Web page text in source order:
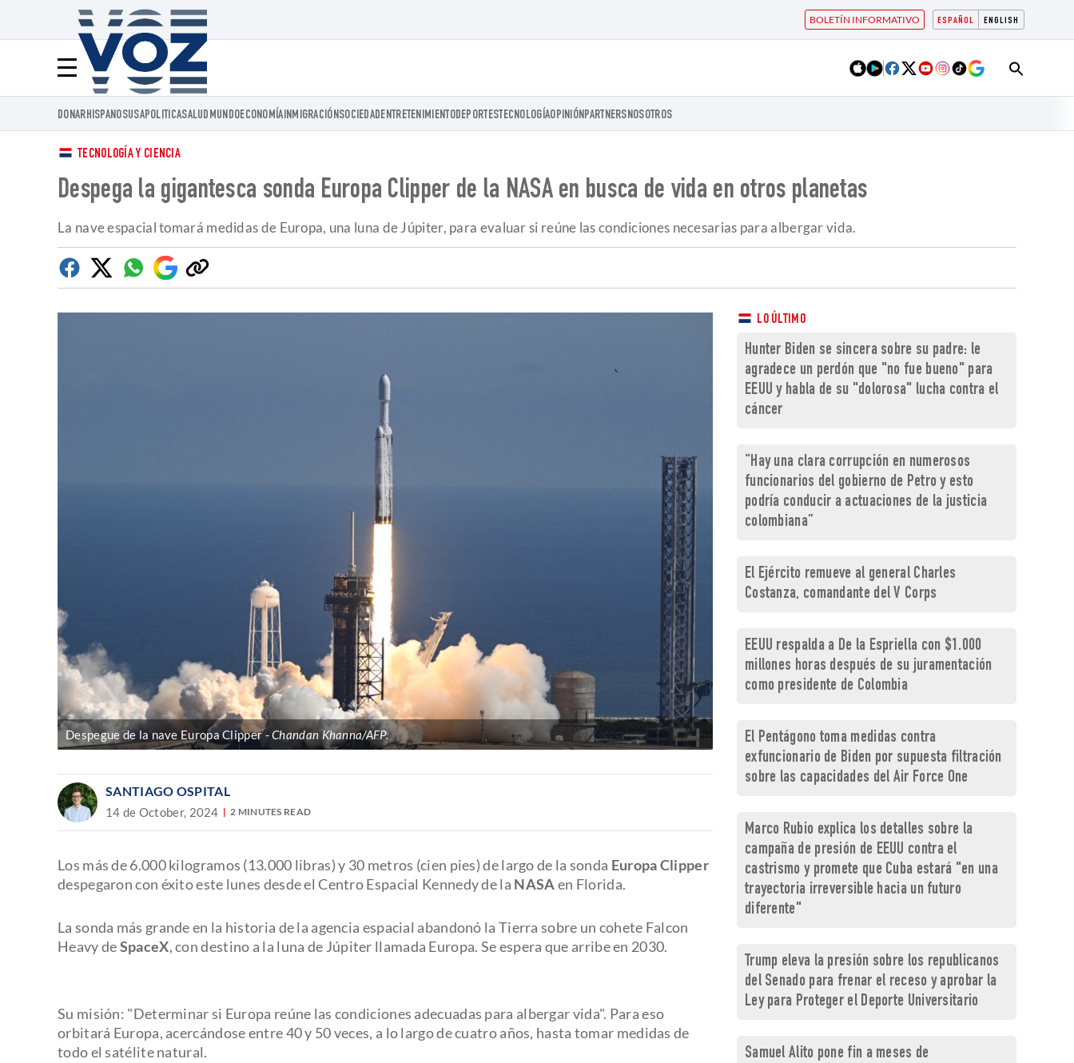
ESPAÑOL ENGLISH
BOLETÍN INFORMATIVO
Menú
Voz.us
DONARHISPANOSUSAPOLITICASALUD MUNDOECONOMÍAINMIGRACIÓNSOCIEDADENTRETENIMIENTODEPORTESTECNOLOGÍAOPINIÓNPARTNERSNOSOTROS
TECNOLOGÍA Y CIENCIA
Despega la gigantesca sonda Europa Clipper de la NASA en busca de vida en otros planetas
La nave espacial tomará medidas de Europa, una luna de Júpiter, para evaluar si reúne las condiciones necesarias para albergar vida.
Facebook
TwitterWhatsapp
Google
Discover
Copiar
enlace
Despegue de la nave Europa Clipper Chandan Khanna/AFP.
SANTIAGO OSPITAL
14 de October, 2024 2 MINUTES READ
Los más de 6.000 kilogramos (13.000 libras) y 30 metros (cien pies) de largo de la sonda Europa Clipper
despegaron con éxito este lunes desde el Centro Espacial Kennedy de la NASAen Florida.
La sonda más grande en la historia de la agencia espacial abandonó la Tierra sobre un cohete Falcon
Heavy deSpaceX, con destino a la luna de Júpiter llamada Europa. Se espera que arribe en 2030.
Su misión: "Determinar si Europa reúne las condiciones adecuadas para albergar vida". Para eso
orbitará Europa, acercándose entre 40 y 50 veces, a lo largo de cuatro años, hasta tomar medidas de
todo el satélite natural.
LO ÚLTIMO
Hunter Biden se sincera sobre su padre: le
agradece un perdón que "no fue bueno" para
EEUU y habla de su "dolorosa" lucha contra el
cáncer
“Hay una clara corrupción en numerosos
funcionarios del gobierno de Petro y esto
podría conducir a actuaciones de la justicia
colombiana”
El Ejército remueve al general Charles
Costanza, comandante del V Corps
EEUU respalda a De la Espriella con $1.000
millones horas después de su juramentación
como presidente de Colombia
El Pentágono toma medidas contra
exfuncionario de Biden por supuesta filtración
sobre las capacidades del Air Force One
Marco Rubio explica los detalles sobre la
campaña de presión de EEUU contra el
castrismo y promete que Cuba estará "en una
trayectoria irreversible hacia un futuro
diferente"
Trump eleva la presión sobre los republicanos
del Senado para frenar el receso y aprobar la
Ley para Proteger el Deporte Universitario
Samuel Alito pone fin a meses de